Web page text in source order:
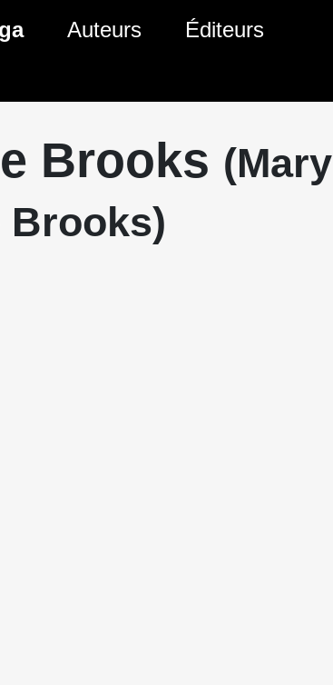
Manga
Auteurs Éditeurs
Brooks (Mary
Brooks)